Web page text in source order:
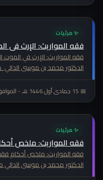
✨ مرئيات
فقه المواريث: الإرث في
الدكتور محمد بن موسى الدالي مسجد الخلفاء الراشدين
📅 15 جمادى أول 1446 هـ - الموافق 17 نوفمبر 2024 م
✨ مرئيات
فقه المواريث: ملخص
الدكتور محمد بن موسى الدالي مسجد الخلفاء الراشدين